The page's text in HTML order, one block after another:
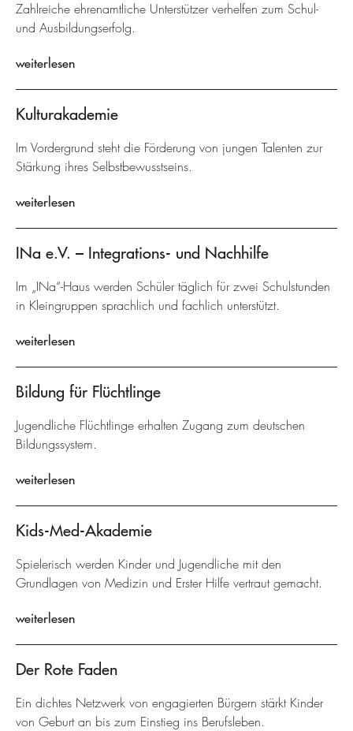
Zahlreiche ehrenamtliche Unterstützer verhelfen zum Schul-
und Ausbildungserfolg.
weiterlesen
Kulturakademie
Im Vordergrund steht die Förderung von jungen Talenten zur
Stärkung ihres Selbstbewusstseins.
weiterlesen
INa e.V. – Integrations- und Nachhilfe
Im „INa“-Haus werden Schüler täglich für zwei Schulstunden
in Kleingruppen sprachlich und fachlich unterstützt.
weiterlesen
Bildung für Flüchtlinge
Jugendliche Flüchtlinge erhalten Zugang zum deutschen
Bildungssystem.
weiterlesen
Kids-Med-Akademie
Spielerisch werden Kinder und Jugendliche mit den
Grundlagen von Medizin und Erster Hilfe vertraut gemacht.
weiterlesen
Der Rote Faden
Ein dichtes Netzwerk von engagierten Bürgern stärkt Kinder
von Geburt an bis zum Einstieg ins Berufsleben.